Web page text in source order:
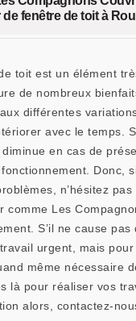
fenêtre de toit à
toit est un élément
de nombreux
différentes
avec le temps.
en cas de
Donc,
n’hésitez
comme Les
S’il ne cause pas
urgent, mais
même nécessaire
là pour réaliser vos
alors, contactez-